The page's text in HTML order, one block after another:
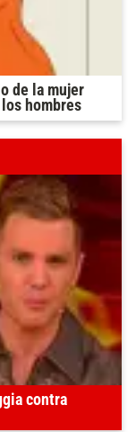
de la mujer
hombres
contra